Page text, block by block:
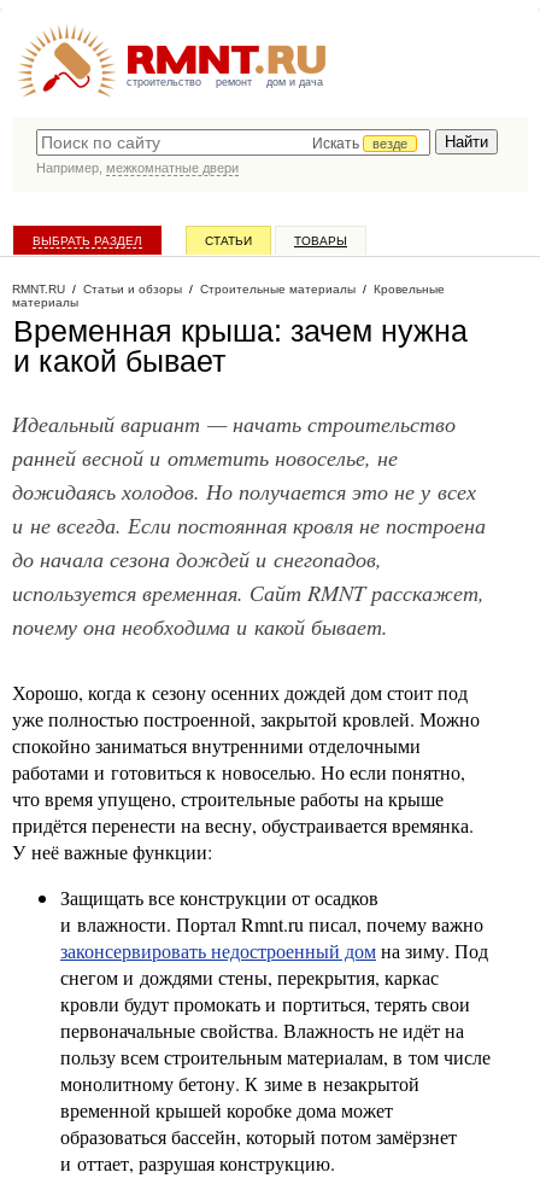
строительство ремонт дом и дача
Искать
везде
Например, межкомнатные двери
ВЫБРАТЬ РАЗДЕЛ СТАТЬИ ТОВАРЫ
RMNT.RU / Статьи и обзоры / Строительные материалы / Кровельные
материалы
Временная крыша: зачем нужна
и какой бывает
Идеальный вариант — начать строительство
ранней весной и отметить новоселье, не
дожидаясь холодов. Но получается это не у всех
и не всегда. Если постоянная кровля не построена
до начала сезона дождей и снегопадов,
используется временная. Сайт RMNT расскажет,
почему она необходима и какой бывает.
Хорошо, когда к сезону осенних дождей дом стоит под
уже полностью построенной, закрытой кровлей. Можно
спокойно заниматься внутренними отделочными
работами и готовиться к новоселью. Но если понятно,
что время упущено, строительные работы на крыше
придётся перенести на весну, обустраивается времянка.
У неё важные функции:
Защищать все конструкции от осадков
и влажности. Портал Rmnt.ru писал, почему важно
законсервировать недостроенный домна зиму. Под
снегом и дождями стены, перекрытия, каркас
кровли будут промокать и портиться, терять свои
первоначальные свойства. Влажность не идёт на
пользу всем строительным материалам, в том числе
монолитному бетону. К зиме в незакрытой
временной крышей коробке дома может
образоваться бассейн, который потом замёрзнет
и оттает, разрушая конструкцию.